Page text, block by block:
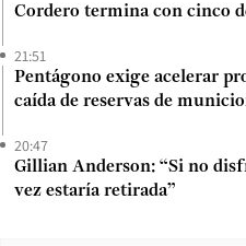
Cordero termina con cinco
21:51
Pentágono exige acelerar
caída de reservas de
20:47
Gillian Anderson: “Si no
vez estaría retirada”